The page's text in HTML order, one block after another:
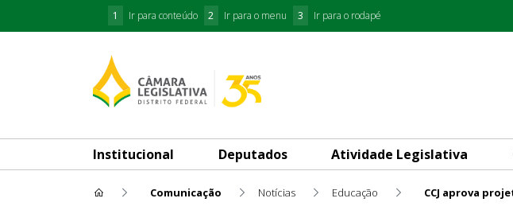
1 Ir para conteúdo 2 Ir para o menu 3 Ir para o rodapé
Institucional Deputados Atividade Legislativa
Comunicação Notícias Educação